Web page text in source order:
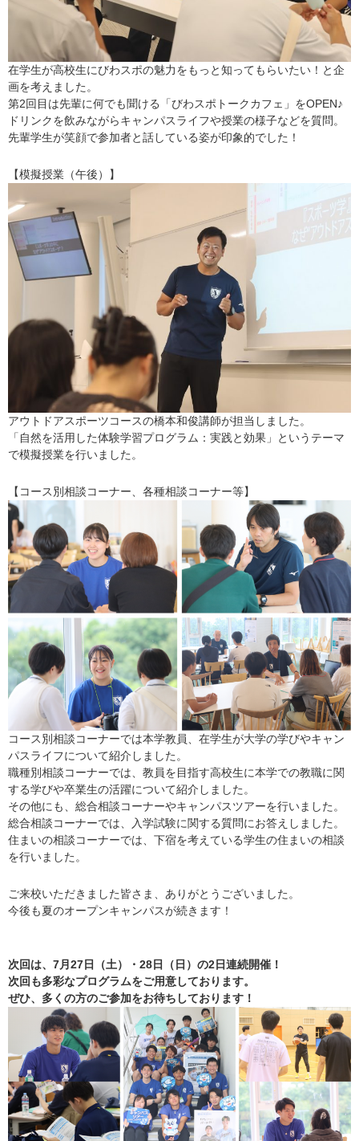
在学生が高校生にびわスポの魅力をもっと知ってもらいたい！と企
画を考えました。
第2回目は先輩に何でも聞ける「びわスポトークカフェ」をOPEN♪
ドリンクを飲みながらキャンパスライフや授業の様子などを質問。
先輩学生が笑顔で参加者と話している姿が印象的でした！
【模擬授業（午後）】
アウトドアスポーツコースの橋本和俊講師が担当しました。
「自然を活用した体験学習プログラム：実践と効果」というテーマ
で模擬授業を行いました。
【コース別相談コーナー、各種相談コーナー等】
コース別相談コーナーでは本学教員、在学生が大学の学びやキャン
パスライフについて紹介しました。
職種別相談コーナーでは、教員を目指す高校生に本学での教職に関
する学びや卒業生の活躍について紹介しました。
その他にも、総合相談コーナーやキャンパスツアーを行いました。
総合相談コーナーでは、入学試験に関する質問にお答えしました。
住まいの相談コーナーでは、下宿を考えている学生の住まいの相談
を行いました。
ご来校いただきました皆さま、ありがとうございました。
今後も夏のオープンキャンパスが続きます！
次回は、7月27日（土）・28日（日）の2日連続開催！
次回も多彩なプログラムをご用意しております。
ぜひ、多くの方のご参加をお待ちしております！